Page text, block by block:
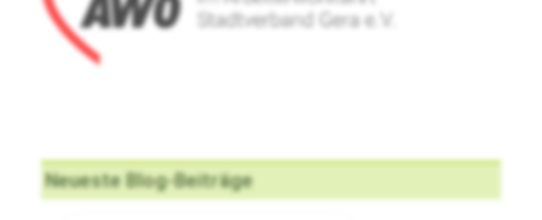
Neueste Blog-Beiträge